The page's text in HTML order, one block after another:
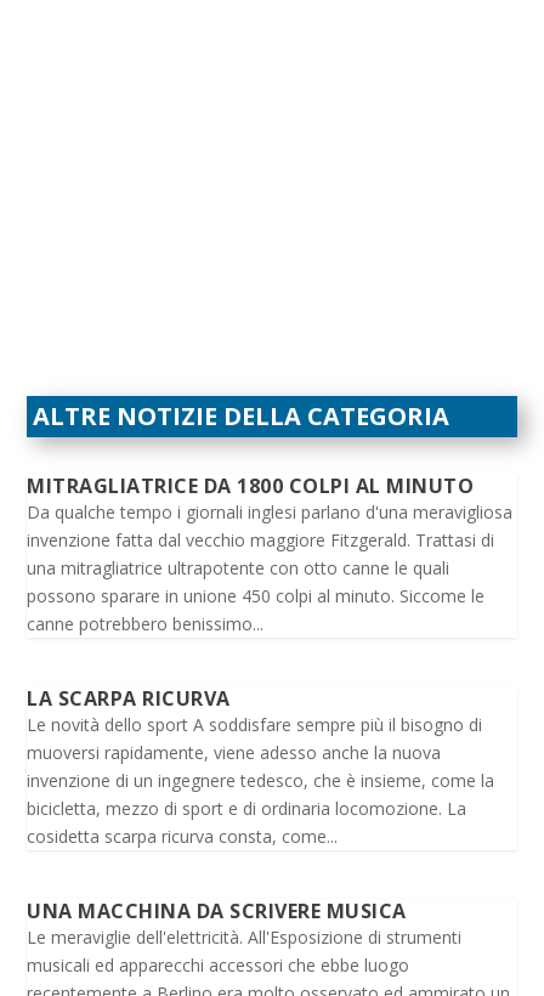
ALTRE NOTIZIE DELLA CATEGORIA
MITRAGLIATRICE DA 1800 COLPI AL MINUTO
Da qualche tempo i giornali inglesi parlano d'una meravigliosa
invenzione fatta dal vecchio maggiore Fitzgerald. Trattasi di
una mitragliatrice ultrapotente con otto canne le quali
possono sparare in unione 450 colpi al minuto. Siccome le
canne potrebbero benissimo...
LA SCARPA RICURVA
Le novità dello sport A soddisfare sempre più il bisogno di
muoversi rapidamente, viene adesso anche la nuova
invenzione di un ingegnere tedesco, che è insieme, come la
bicicletta, mezzo di sport e di ordinaria locomozione. La
cosidetta scarpa ricurva consta, come...
UNA MACCHINA DA SCRIVERE MUSICA
Le meraviglie dell'elettricità. All'Esposizione di strumenti
musicali ed apparecchi accessori che ebbe luogo